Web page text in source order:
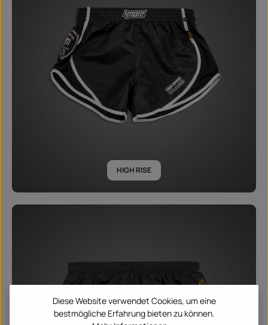
HIGH RISE
Diese Website verwendet Cookies, um eine
bestmögliche Erfahrung bieten zu können.